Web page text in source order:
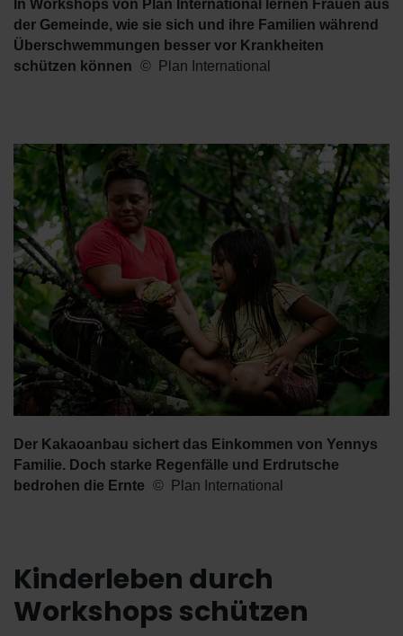
In Workshops von Plan International lernen Frauen aus
der Gemeinde, wie sie sich und ihre Familien während
Überschwemmungen besser vor Krankheiten
schützen können
Plan International
Der Kakaoanbau sichert das Einkommen von Yennys
Familie. Doch starke Regenfälle und Erdrutsche
bedrohen die Ernte
Plan International
Kinderleben durch
Workshops schützen